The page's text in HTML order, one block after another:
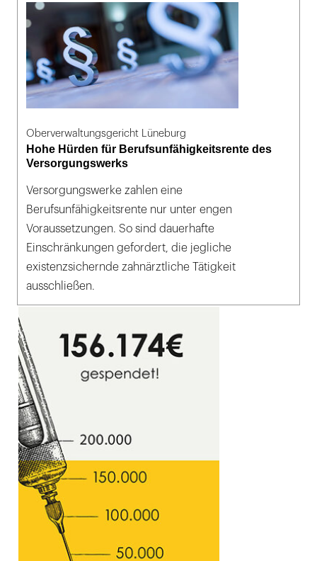
Oberverwaltungsgericht Lüneburg
Hohe Hürden für Berufsunfähigkeitsrente des
Versorgungswerks
Versorgungswerke zahlen eine
Berufsunfähigkeitsrente nur unter engen
Voraussetzungen. So sind dauerhafte
Einschränkungen gefordert, die jegliche
existenzsichernde zahnärztliche Tätigkeit
ausschließen.